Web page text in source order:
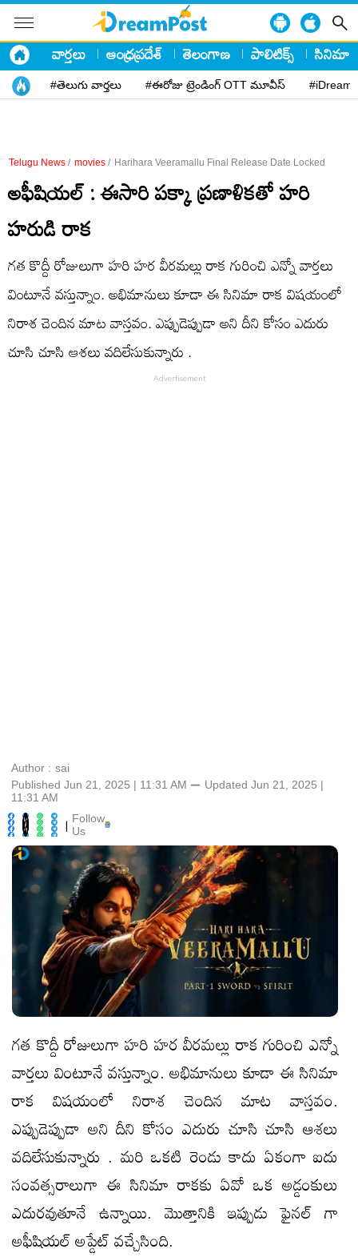
వార్తలు ఆంధ్రప్రదేశ్ తెలంగాణ పాలిటిక్స్ సినిమా
#తెలుగు వార్తలు #ఈరోజు ట్రెండింగ్ OTT మూవీస్
Telugu News / movies / Harihara Veeramallu Final Release Date Locked
అఫీషియల్ : ఈసారి పక్కా ప్రణాళికతో హరి
హరుడి రాక
గత కొద్దీ రోజులుగా హరి హర వీరమల్లు రాక గురించి ఎన్నో వార్తలు
వింటూనే వస్తున్నాం. అభిమానులు కూడా ఈ సినిమా రాక విషయంలో
నిరాశ చెందిన మాట వాస్తవం. ఎప్పుడెప్పుడా అని దీని కోసం ఎదురు
చూసి చూసి ఆశలు వదిలేసుకున్నారు .
Author : sai
Published Jun 21, 2025 | 11:31 AM ⚊ Updated Jun 21, 2025 |
11:31 AM
| Follow
Us
గత కొద్దీ రోజులుగా హరి హర వీరమల్లు రాక గురించి ఎన్నో
వార్తలు వింటూనే వస్తున్నాం. అభిమానులు కూడా ఈ సినిమా
రాక విషయంలో నిరాశ చెందిన మాట వాస్తవం.
ఎప్పుడెప్పుడా అని దీని కోసం ఎదురు చూసి చూసి ఆశలు
వదిలేసుకున్నారు . మరి ఒకటి రెండు కాదు ఏకంగా ఐదు
సంవత్సరాలుగా ఈ సినిమా రాకకు ఏవో ఒక అడ్డంకులు
ఎదురవుతూనే ఉన్నాయి. మొత్తానికి ఇప్పుడు ఫైనల్ గా
అఫీషియల్ అప్డేట్ వచ్చేసింది.